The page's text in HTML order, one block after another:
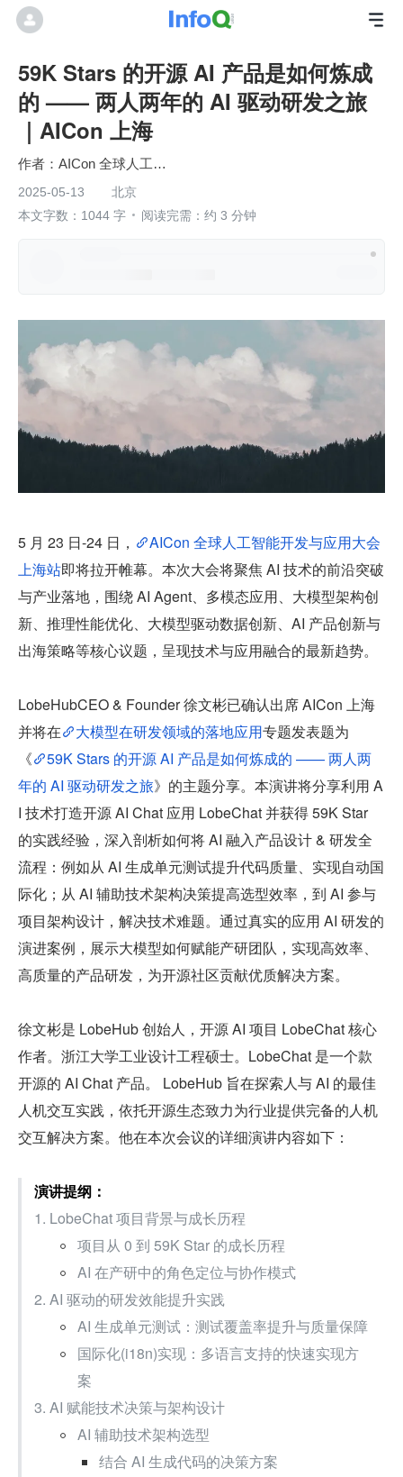
59K Stars 的开源 AI 产品是如何炼成
的 —— 两人两年的 AI 驱动研发之旅
｜AICon 上海
AICon 全球人工智能开发与应用大会
2025-05-13
北京
本文字数：1044 字
阅读完需：约 3 分钟
5 月 23 日-24 日，
AICon 全球人工智能开发与应用大会
上海站即将拉开帷幕。本次大会将聚焦 AI 技术的前沿突破
与产业落地，围绕 AI Agent、多模态应用、大模型架构创
新、推理性能优化、大模型驱动数据创新、AI 产品创新与
出海策略等核心议题，呈现技术与应用融合的最新趋势。
LobeHubCEO & Founder 徐文彬已确认出席 AICon 上海
并将在
大模型在研发领域的落地应用专题发表题为
《
59K Stars 的开源 AI 产品是如何炼成的 —— 两人两
年的 AI 驱动研发之旅》的主题分享。本演讲将分享利用 A
I 技术打造开源 AI Chat 应用 LobeChat 并获得 59K Star
的实践经验，深入剖析如何将 AI 融入产品设计 & 研发全
流程：例如从 AI 生成单元测试提升代码质量、实现自动国
际化；从 AI 辅助技术架构决策提高选型效率，到 AI 参与
项目架构设计，解决技术难题。通过真实的应用 AI 研发的
演进案例，展示大模型如何赋能产研团队，实现高效率、
高质量的产品研发，为开源社区贡献优质解决方案。
徐文彬是 LobeHub 创始人，开源 AI 项目 LobeChat 核心
作者。浙江大学工业设计工程硕士。LobeChat 是一个款
开源的 AI Chat 产品。 LobeHub 旨在探索人与 AI 的最佳
人机交互实践，依托开源生态致力为行业提供完备的人机
交互解决方案。他在本次会议的详细演讲内容如下：
演讲提纲：
1. LobeChat 项目背景与成长历程
项目从 0 到 59K Star 的成长历程
AI 在产研中的角色定位与协作模式
2. AI 驱动的研发效能提升实践
AI 生成单元测试：测试覆盖率提升与质量保障
国际化(i18n)实现：多语言支持的快速实现方
案
3. AI 赋能技术决策与架构设计
AI 辅助技术架构选型
结合 AI 生成代码的决策方案